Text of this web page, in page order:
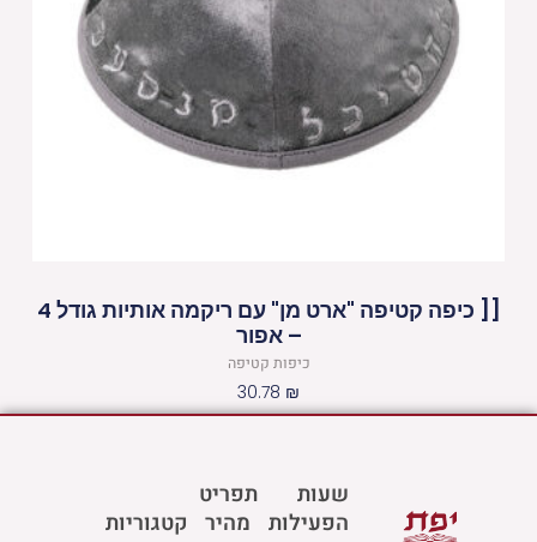
[[ כיפה קטיפה "ארט מן" עם ריקמה אותיות גודל 4
– אפור
כיפות קטיפה
30.78 ₪
שעות
הפעילות
תפריט
מהיר
קטגוריות